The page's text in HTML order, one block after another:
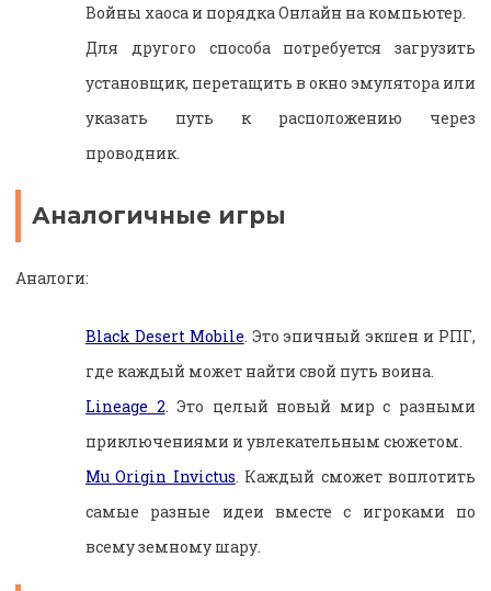
Войны хаоса и порядка Онлайн на компьютер.
Для другого способа потребуется загрузить
установщик, перетащить в окно эмулятора или
указать путь к расположению через
проводник.
Аналогичные игры
Аналоги:
Black Desert Mobile. Это эпичный экшен и РПГ,
где каждый может найти свой путь воина.
Lineage 2. Это целый новый мир с разными
приключениями и увлекательным сюжетом.
Mu Origin Invictus. Каждый сможет воплотить
самые разные идеи вместе с игроками по
всему земному шару.